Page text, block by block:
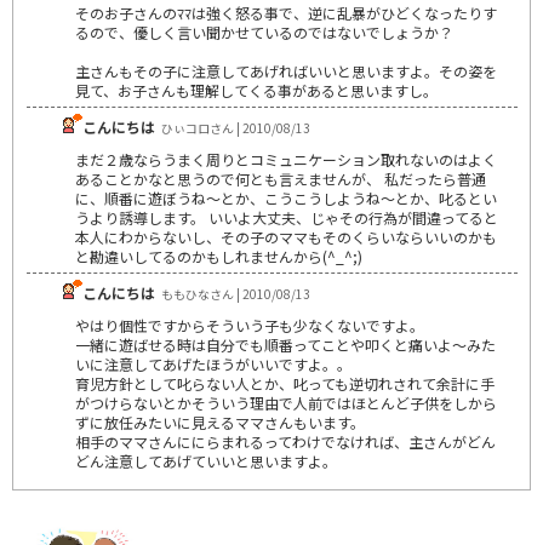
そのお子さんのﾏﾏは強く怒る事で、逆に乱暴がひどくなったりす
るので、優しく言い聞かせているのではないでしょうか？
主さんもその子に注意してあげればいいと思いますよ。その姿を
見て、お子さんも理解してくる事があると思いますし。
こんにちは ひぃコロさん | 2010/08/13
まだ２歳ならうまく周りとコミュニケーション取れないのはよく
あることかなと思うので何とも言えませんが、 私だったら普通
に、順番に遊ぼうね～とか、こうこうしようね～とか、叱るとい
うより誘導します。 いいよ大丈夫、じゃその行為が間違ってると
本人にわからないし、その子のママもそのくらいならいいのかも
と勘違いしてるのかもしれませんから(^_^;)
こんにちは ももひなさん | 2010/08/13
やはり個性ですからそういう子も少なくないですよ。
一緒に遊ばせる時は自分でも順番ってことや叩くと痛いよ～みた
いに注意してあげたほうがいいですよ。。
育児方針として叱らない人とか、叱っても逆切れされて余計に手
がつけらないとかそういう理由で人前ではほとんど子供をしから
ずに放任みたいに見えるママさんもいます。
相手のママさんににらまれるってわけでなければ、主さんがどん
どん注意してあげていいと思いますよ。